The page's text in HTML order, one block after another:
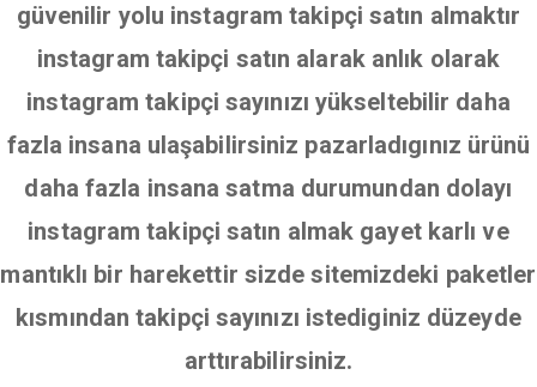
güvenilir yolu instagram takipçi satın almaktır
instagram takipçi satın alarak anlık olarak
instagram takipçi sayınızı yükseltebilir daha
fazla insana ulaşabilirsiniz pazarladıgınız ürünü
daha fazla insana satma durumundan dolayı
instagram takipçi satın almak gayet karlı ve
mantıklı bir harekettir sizde sitemizdeki paketler
kısmından takipçi sayınızı istediginiz düzeyde
arttırabilirsiniz.